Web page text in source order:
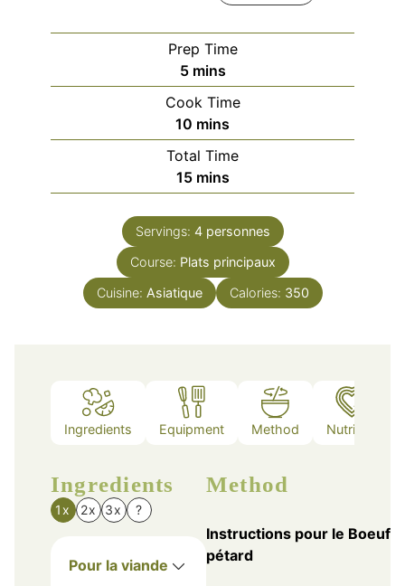
Prep Time
5minutes
mins
Cook Time
10 minutes
mins
Total Time
15minutes
mins
Servings: 4 personnes
Course: Plats principaux
Cuisine: Asiatique Calories: 350
Ingredients Equipment Method Nutrition
Ingredients
1x 2x 3x ?
Pour la viande
Method
Instructions pour le Boeuf
pétard